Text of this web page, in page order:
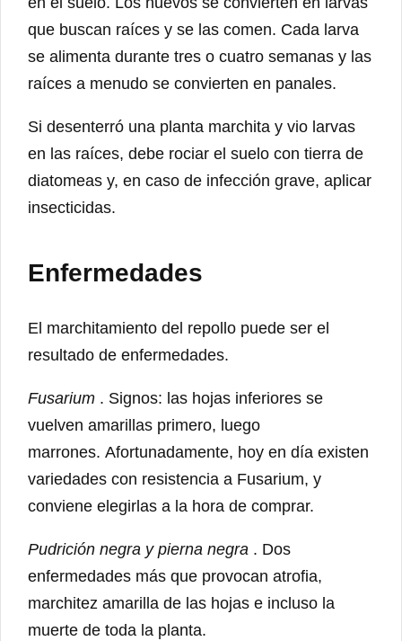
que buscan raíces y se las comen. Cada larva
se alimenta durante tres o cuatro semanas y las
raíces a menudo se convierten en panales.
Si desenterró una planta marchita y vio larvas
en las raíces, debe rociar el suelo con tierra de
diatomeas y, en caso de infección grave, aplicar
insecticidas.
Enfermedades
El marchitamiento del repollo puede ser el
resultado de enfermedades.
Fusarium . Signos: las hojas inferiores se
vuelven amarillas primero, luego
marrones. Afortunadamente, hoy en día existen
variedades con resistencia a Fusarium, y
conviene elegirlas a la hora de comprar.
Pudrición negra y pierna negra . Dos
enfermedades más que provocan atrofia,
marchitez amarilla de las hojas e incluso la
muerte de toda la planta.